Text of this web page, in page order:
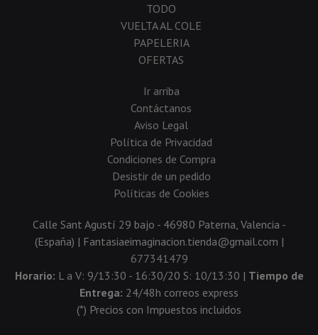
TODO
VUELTA AL COLE
PAPELERIA
OFERTAS
Ir arriba
Contáctanos
Aviso Legal
Política de Privacidad
Condiciones de Compra
Desistir de un pedido
Políticas de Cookies
Calle Sant Agustí 29 bajo - 46980 Paterna, Valencia -
(España) | Fantasiaeimaginacion.tienda@gmail.com |
677341479
Horario: L a V: 9/13:30 - 16:30/20 S: 10/13:30 | Tiempo de
Entrega: 24/48h correos express
(*) Precios con Impuestos incluidos